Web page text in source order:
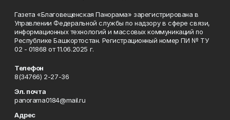
Газета «Благовещенская Панорама» зарегистрирована в
Управлении Федеральной службы по надзору в сфере связи,
информационных технологий и массовых коммуникаций по
Республике Башкортостан. Регистрационный номер ПИ № ТУ
02 - 01868 от 11.06.2025 г.
Телефон
8(34766) 2-27-36
Эл. почта
panorama0184@mail.ru
Адрес